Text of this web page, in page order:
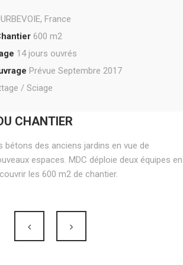
France
600 m2
14 jours ouvrés
Prévue Septembre 2017
/ Sciage
CHANTIER
bétons des anciens jardins en vue de
espaces. MDC déploie deux équipes en
les 600 m2 de chantier.